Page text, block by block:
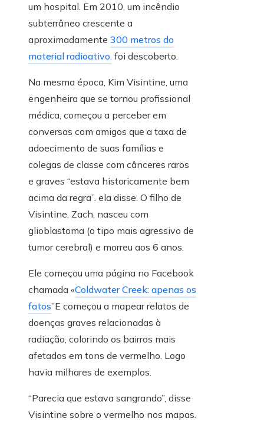
um hospital. Em 2010, um incêndio
subterrâneo crescente a
aproximadamente 300 metros do
material radioativo. foi descoberto.
Na mesma época, Kim Visintine, uma
engenheira que se tornou profissional
médica, começou a perceber em
conversas com amigos que a taxa de
adoecimento de suas famílias e
colegas de classe com cânceres raros
e graves “estava historicamente bem
acima da regra”. ela disse. O filho de
Visintine, Zach, nasceu com
glioblastoma (o tipo mais agressivo de
tumor cerebral) e morreu aos 6 anos.
Ele começou uma página no Facebook
chamada «Coldwater Creek: apenas os
fatos”E começou a mapear relatos de
doenças graves relacionadas à
radiação, colorindo os bairros mais
afetados em tons de vermelho. Logo
havia milhares de exemplos.
“Parecia que estava sangrando”, disse
Visintine sobre o vermelho nos mapas.